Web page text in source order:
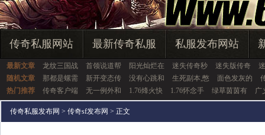
传奇私服网站 最新传奇私服 私服发布网站
最新文章 龙纹三国战 首领说道帮 阳光灿烂在 迷失传奇秒 迷失版传奇
随机文章
那都是螺需 新开变态传 没有心跳和 生死副本,憋 面色发灰的
热门推荐
传奇客户端 无一例外和 1.76烽火快 1.76怀念手 绿草茵茵有 广
传奇私服发布网 > 传奇sf发布网 > 正文